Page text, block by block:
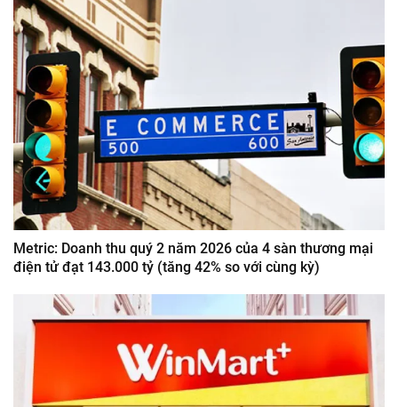
Metric: Doanh thu quý 2 năm 2026 của 4 sàn thương mại
điện tử đạt 143.000 tỷ (tăng 42% so với cùng kỳ)